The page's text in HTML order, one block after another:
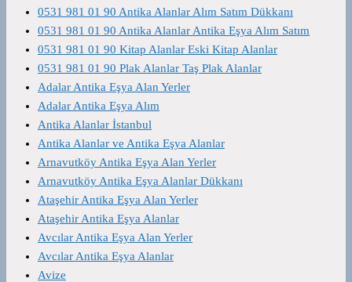
0531 981 01 90 Antika Alanlar Alım Satım Dükkanı
0531 981 01 90 Antika Alanlar Antika Eşya Alım Satım
0531 981 01 90 Kitap Alanlar Eski Kitap Alanlar
0531 981 01 90 Plak Alanlar Taş Plak Alanlar
Adalar Antika Eşya Alan Yerler
Adalar Antika Eşya Alım
Antika Alanlar İstanbul
Antika Alanlar ve Antika Eşya Alanlar
Arnavutköy Antika Eşya Alan Yerler
Arnavutköy Antika Eşya Alanlar Dükkanı
Ataşehir Antika Eşya Alan Yerler
Ataşehir Antika Eşya Alanlar
Avcılar Antika Eşya Alan Yerler
Avcılar Antika Eşya Alanlar
Avize